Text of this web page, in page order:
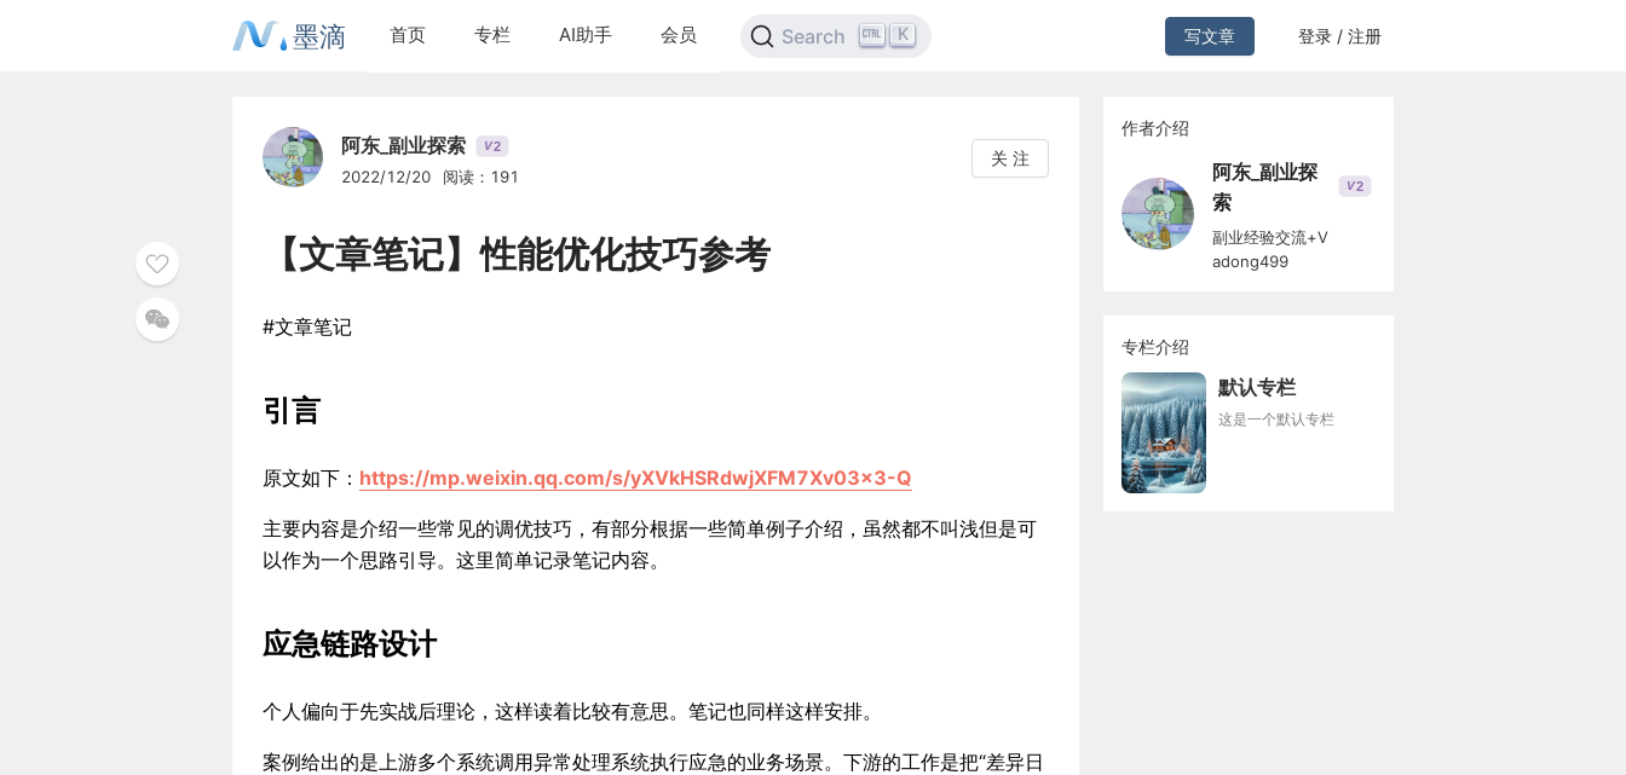
墨滴 首页 专栏 AI助手 会员 Search K 写文章 登录 / 注册
阿东_副业探索 V2
2022/12/20 阅读：191
关 注
【文章笔记】性能优化技巧参考
#文章笔记
引言
原文如下： https://mp.weixin.qq.com/s/yXVkHSRdwjXFM7Xv03x3-Q
主要内容是介绍一些常见的调优技巧，有部分根据一些简单例子介绍，虽然都不叫浅但是可
以作为一个思路引导。这里简单记录笔记内容。
应急链路设计
个人偏向于先实战后理论，这样读着比较有意思。笔记也同样这样安排。
案例给出的是上游多个系统调用异常处理系统执行应急的业务场景。下游的工作是把“差异日
作者介绍
阿东_副业探
索
V2
副业经验交流+V
adong499
专栏介绍
默认专栏
这是一个默认专栏